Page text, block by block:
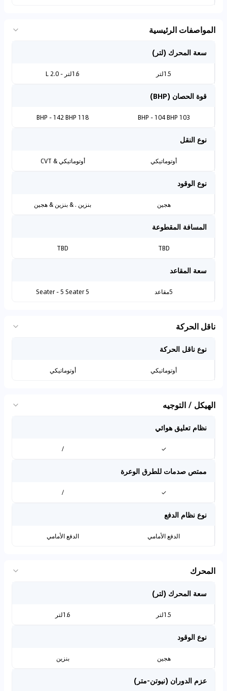
المواصفات الرئيسية
سعة المحرك (لتر)
1.5لتر 1.6لتر - 2.0 L
قوة الحصان (BHP)
103 BHP - 104 BHP
118 BHP - 142 BHP
نوع النقل
أوتوماتيكي أوتوماتيكي & CVT
نوع الوقود
هجين بنزين . & بنزين & هجين
المسافة المقطوعة
TBD
TBD
سعة المقاعد
5مقاعد 5 Seater - 5 Seater
ناقل الحركة
نوع ناقل الحركة
أوتوماتيكي أوتوماتيكي
الهيكل / التوجيه
نظام تعليق هوائي
✓
/
ممتص صدمات للطرق الوعرة
✓
/
نوع نظام الدفع
الدفع الأمامي الدفع الأمامي
المحرك
سعة المحرك (لتر)
1.5لتر 1.6لتر
نوع الوقود
هجين بنزين
عزم الدوران (نيوتن-متر)